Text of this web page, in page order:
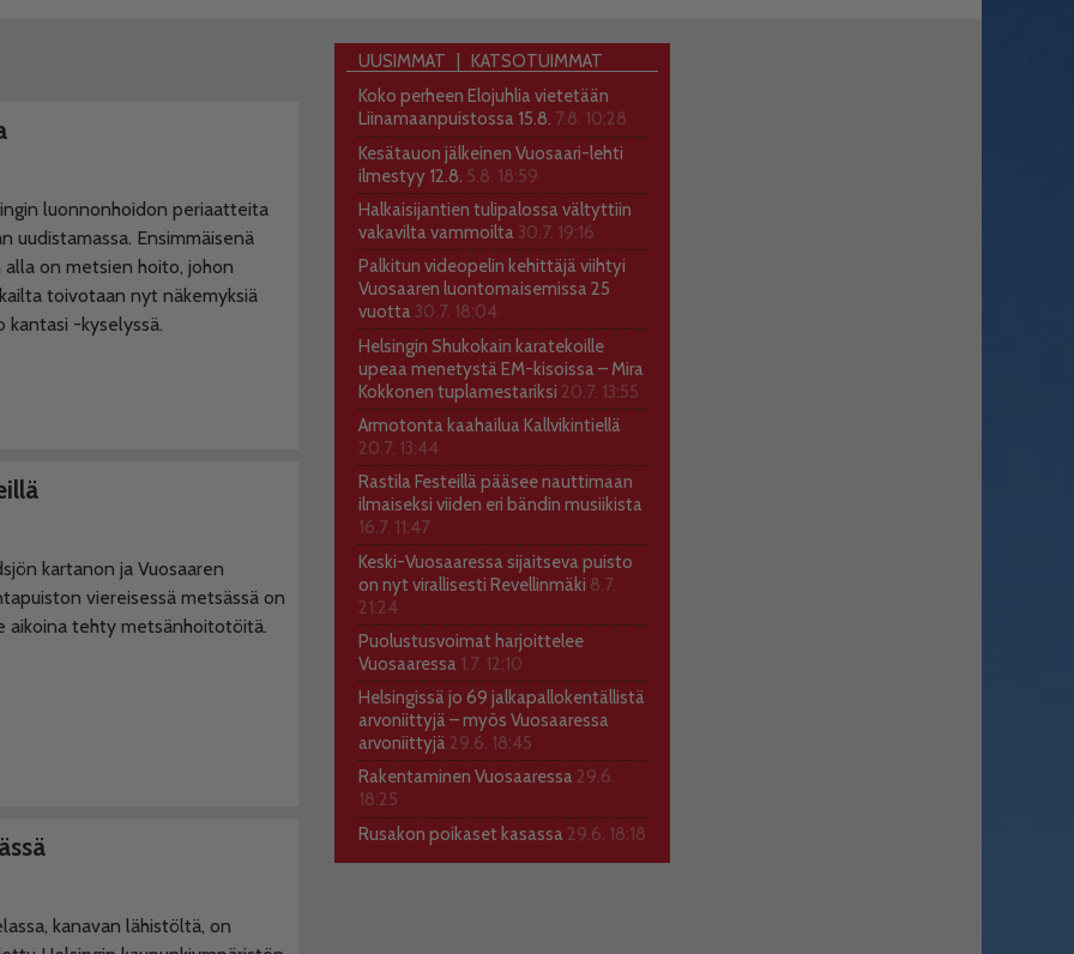
luonnonhoidon periaatteita
uudistamassa. Ensimmäisenä
on metsien hoito, johon
toivotaan nyt näkemyksiä
kantasi -kyselyssä.
kartanon ja Vuosaaren
viereisessä metsässä on
aikoina tehty metsänhoitotöitä.
kanavan lähistöltä, on
UUSIMMAT
KATSOTUIMMAT
Koko perheen Elojuhlia vietetään
Liinamaanpuistossa 15.8. 7.8. 10:28
Kesätauon jälkeinen Vuosaari-lehti
ilmestyy 12.8. 5.8. 18:59
Halkaisijantien tulipalossa vältyttiin
vakavilta vammoilta 30.7. 19:16
Palkitun videopelin kehittäjä viihtyi
Vuosaaren luontomaisemissa 25
vuotta 30.7. 18:04
Helsingin Shukokain karatekoille
upeaa menetystä EM-kisoissa – Mira
Kokkonen tuplamestariksi 20.7. 13:55
Armotonta kaahailua Kallvikintiellä
20.7. 13:44
Rastila Festeillä pääsee nauttimaan
ilmaiseksi viiden eri bändin musiikista
16.7. 11:47
Keski-Vuosaaressa sijaitseva puisto
on nyt virallisesti Revellinmäki 8.7.
21:24
Puolustusvoimat harjoittelee
Vuosaaressa 1.7. 12:10
Helsingissä jo 69 jalkapallokentällistä
arvoniittyjä – myös Vuosaaressa
arvoniittyjä 29.6. 18:45
Rakentaminen Vuosaaressa 29.6.
18:25
Rusakon poikaset kasassa 29.6. 18:18